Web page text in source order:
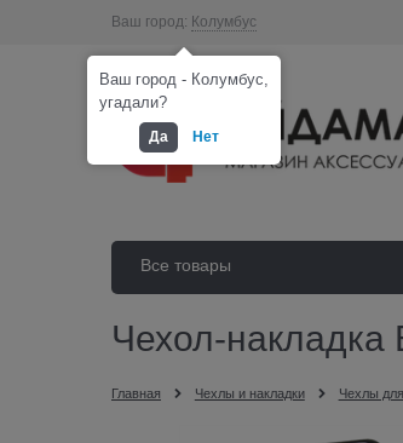
Ваш город: Колумбус
Все товары
Чехол-накладка
Главная Чехлы и накладки Чехлы
Ваш город - Колумбус,
угадали?
Да Нет